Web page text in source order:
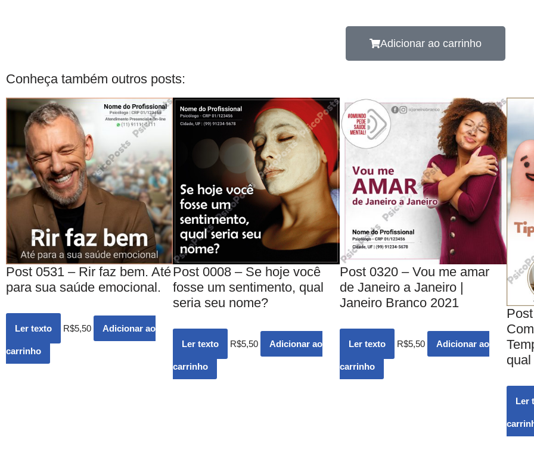
Adicionar ao carrinho
Conheça também outros posts:
Post 0531 – Rir faz bem. Até
para sua saúde emocional.
Ler texto R$5,50 Adicionar ao
carrinho
Post 0008 – Se hoje você
fosse um sentimento, qual
seria seu nome?
Ler texto R$5,50 Adicionar ao
carrinho
Post 0320 – Vou me amar
de Janeiro a Janeiro |
Janeiro Branco 2021
Ler texto R$5,50 Adicionar ao
carrinho
Ler